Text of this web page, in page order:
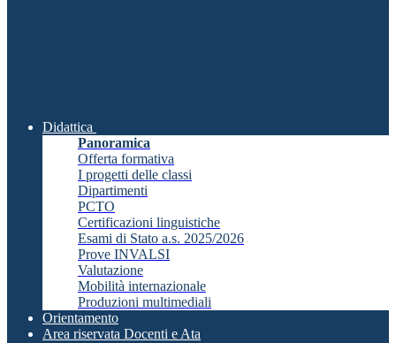
Didattica
Panoramica
Offerta formativa
I progetti delle classi
Dipartimenti
PCTO
Certificazioni linguistiche
Esami di Stato a.s. 2025/2026
Prove INVALSI
Valutazione
Mobilità internazionale
Produzioni multimediali
Orientamento
Area riservata Docenti e Ata